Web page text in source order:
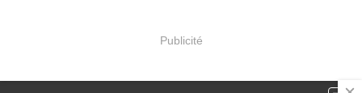
Publicité